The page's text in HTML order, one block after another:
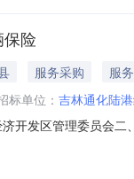
险
服务采购
服务
标单位： 吉林通化陆
开发区管理委员会
金额(元)简要规格描